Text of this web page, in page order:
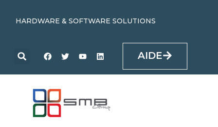
HARDWARE & SOFTWARE SOLUTIONS
AIDE